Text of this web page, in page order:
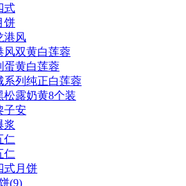
式
饼
港风
风双黄白莲蓉
蛋黄白莲蓉
系列纯正白莲蓉
松露奶黄8个装
子安
浆
仁
仁
式月饼
(9)